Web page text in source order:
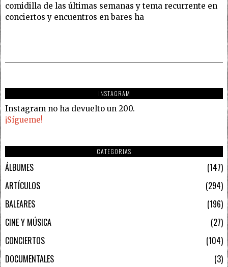
comidilla de las últimas semanas y tema recurrente en
conciertos y encuentros en bares ha
INSTAGRAM
Instagram no ha devuelto un 200.
¡Sígueme!
CATEGORIAS
ÁLBUMES
147
ARTÍCULOS
294
BALEARES
196
CINE Y MÚSICA
27
CONCIERTOS
104
DOCUMENTALES
3